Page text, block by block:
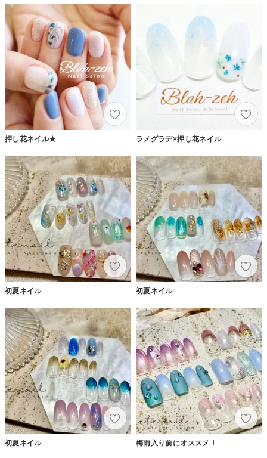
押し花ネイル★ ラメグラデ×押し花ネイル
初夏ネイル 初夏ネイル
初夏ネイル 梅雨入り前にオススメ！